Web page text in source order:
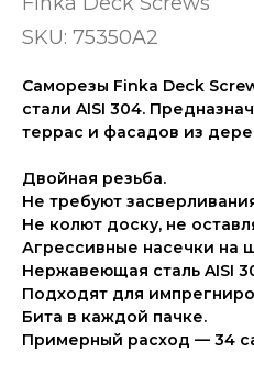
SKU: 75350A2
Саморезы Finka Deck
стали AISI 304.
террас и фасадов из
Двойная резьба.
Не требуют
Не колют доску, не
Агрессивные насечки на
Нержавеющая сталь AISI
Подходят для
Бита в каждой пачке.
Примерный расход — 34